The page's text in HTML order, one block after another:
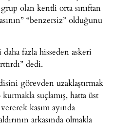
olan kentli orta sınıftan
“benzersiz” olduğunu
fazla hisseden askeri
dedi.
görevden uzaklaştırmak
suçlamış, hatta üst
kasım ayında
arkasında olmakla